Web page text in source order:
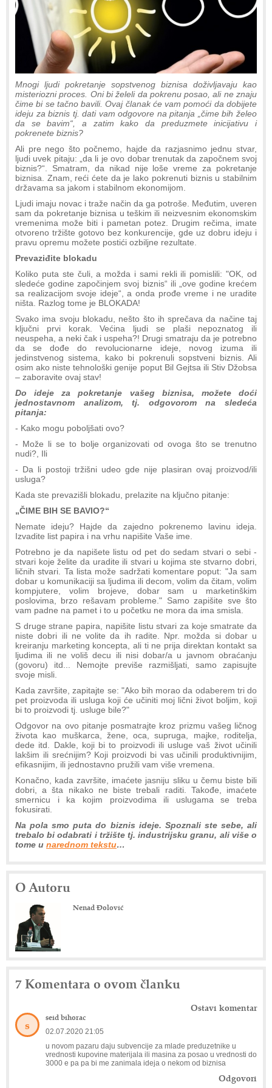
Mnogi ljudi pokretanje sopstvenog biznisa doživljavaju kao
misteriozni proces. Oni bi želeli da pokrenu posao, ali ne znaju
čime bi se tačno bavili. Ovaj članak će vam pomoći da dobijete
ideju za biznis tj. dati vam odgovore na pitanja „čime bih želeo
da se bavim“, a zatim kako da preduzmete inicijativu i
pokrenete biznis?
Ali pre nego što počnemo, hajde da razjasnimo jednu stvar,
ljudi uvek pitaju: „da li je ovo dobar trenutak da započnem svoj
biznis?“. Smatram, da nikad nije loše vreme za pokretanje
biznisa. Znam, reći ćete da je lako pokrenuti biznis u stabilnim
državama sa jakom i stabilnom ekonomijom.
Ljudi imaju novac i traže način da ga potroše. Međutim, uveren
sam da pokretanje biznisa u teškim ili neizvesnim ekonomskim
vremenima može biti i pametan potez. Drugim rečima, imate
otvoreno tržište gotovo bez konkurencije, gde uz dobru ideju i
pravu opremu možete postići ozbiljne rezultate.
Prevaziđite blokadu
Koliko puta ste čuli, a možda i sami rekli ili pomislili: "OK, od
sledeće godine započinjem svoj biznis“ ili „ove godine krećem
sa realizacijom svoje ideje“, a onda prođe vreme i ne uradite
ništa. Razlog tome je BLOKADA!
Svako ima svoju blokadu, nešto što ih sprečava da načine taj
ključni prvi korak. Većina ljudi se plaši nepoznatog ili
neuspeha, a neki čak i uspeha?! Drugi smatraju da je potrebno
da se dođe do revolucionarne ideje, novog izuma ili
jedinstvenog sistema, kako bi pokrenuli sopstveni biznis. Ali
osim ako niste tehnološki genije poput Bil Gejtsa ili Stiv Džobsa
– zaboravite ovaj stav!
Do ideje za pokretanje vašeg biznisa, možete doći
jednostavnom analizom, tj. odgovorom na sledeća
pitanja:
- Kako mogu poboljšati ovo?
- Može li se to bolje organizovati od ovoga što se trenutno
nudi?, Ili
- Da li postoji tržišni udeo gde nije plasiran ovaj proizvod/ili
usluga?
Kada ste prevazišli blokadu, prelazite na ključno pitanje:
„ČIME BIH SE BAVIO?“
Nemate ideju? Hajde da zajedno pokrenemo lavinu ideja.
Izvadite list papira i na vrhu napišite Vaše ime.
Potrebno je da napišete listu od pet do sedam stvari o sebi -
stvari koje želite da uradite ili stvari u kojima ste stvarno dobri,
ličnih stvari. Ta lista može sadržati komentare poput: "Ja sam
dobar u komunikaciji sa ljudima ili decom, volim da čitam, volim
kompjutere, volim brojeve, dobar sam u marketinškim
poslovima, brzo rešavam probleme." Samo zapišite sve što
vam padne na pamet i to u početku ne mora da ima smisla.
S druge strane papira, napišite listu stvari za koje smatrate da
niste dobri ili ne volite da ih radite. Npr. možda si dobar u
kreiranju marketing koncepta, ali ti ne prija direktan kontakt sa
ljudima ili ne voliš decu ili nisi dobar/a u javnom obraćanju
(govoru) itd... Nemojte previše razmišljati, samo zapisujte
svoje misli.
Kada završite, zapitajte se: "Ako bih morao da odaberem tri do
pet proizvoda ili usluga koji će učiniti moj lični život boljim, koji
bi to proizvodi tj. usluge bile?"
Odgovor na ovo pitanje posmatrajte kroz prizmu vašeg ličnog
života kao muškarca, žene, oca, supruga, majke, roditelja,
dede itd. Dakle, koji bi to proizvodi ili usluge vaš život učinili
lakšim ili srećnijim? Koji proizvodi bi vas učinili produktivnijim,
efikasnijim, ili jednostavno pružili vam više vremena.
Konačno, kada završite, imaćete jasniju sliku u čemu biste bili
dobri, a šta nikako ne biste trebali raditi. Takođe, imaćete
smernicu i ka kojim proizvodima ili uslugama se treba
fokusirati.
Na pola smo puta do biznis ideje. Spoznali ste sebe, ali
trebalo bi odabrati i tržište tj. industrijsku granu, ali više o
tome u narednom tekstu…
O Autoru
Nenad Đolović
7 Komentara o ovom članku
Ostavi komentar
s seid bihorac
02.07.2020 21:05
u novom pazaru daju subvencije za mlade preduzetnike u
vrednosti kupovine materijala ili masina za posao u vrednosti do
3000 e pa pa bi me zanimala ideja o nekom od biznisa
Odgovori